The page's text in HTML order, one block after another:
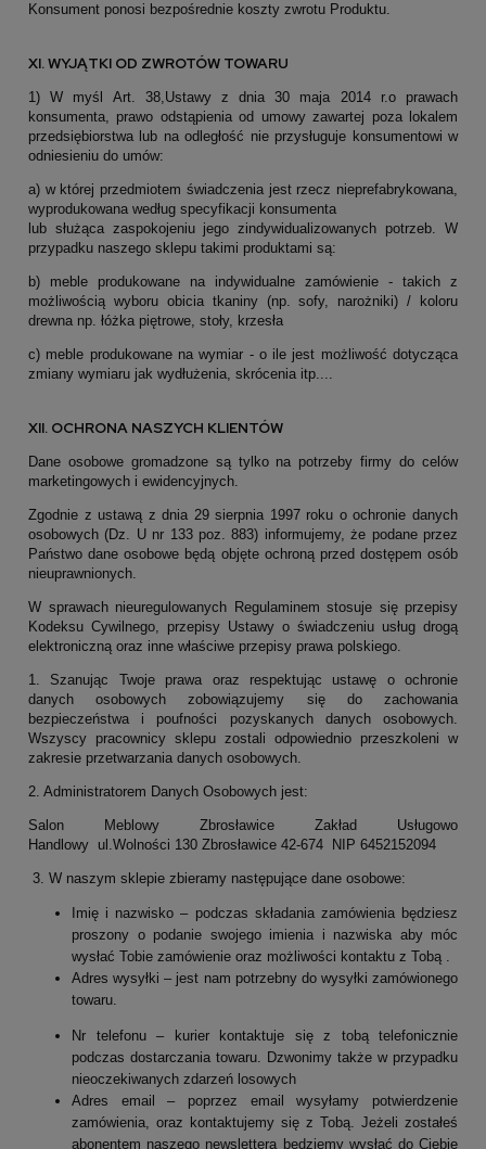
Konsument ponosi bezpośrednie koszty zwrotu Produktu.
XI. WYJĄTKI OD ZWROTÓW TOWARU
1) W myśl Art. 38,Ustawy z dnia 30 maja 2014 r.o prawach
konsumenta, prawo odstąpienia od umowy zawartej poza lokalem
przedsiębiorstwa lub na odległość nie przysługuje konsumentowi w
odniesieniu do umów:
a) w której przedmiotem świadczenia jest rzecz nieprefabrykowana,
wyprodukowana według specyfikacji konsumenta
lub służąca zaspokojeniu jego zindywidualizowanych potrzeb. W
przypadku naszego sklepu takimi produktami są:
b) meble produkowane na indywidualne zamówienie - takich z
możliwością wyboru obicia tkaniny (np. sofy, narożniki) / koloru
drewna np. łóżka piętrowe, stoły, krzesła
c) meble produkowane na wymiar - o ile jest możliwość dotycząca
zmiany wymiaru jak wydłużenia, skrócenia itp....
XII. OCHRONA NASZYCH KLIENTÓW
Dane osobowe gromadzone są tylko na potrzeby firmy do celów
marketingowych i ewidencyjnych.
Zgodnie z ustawą z dnia 29 sierpnia 1997 roku o ochronie danych
osobowych (Dz. U nr 133 poz. 883) informujemy, że podane przez
Państwo dane osobowe będą objęte ochroną przed dostępem osób
nieuprawnionych.
W sprawach nieuregulowanych Regulaminem stosuje się przepisy
Kodeksu Cywilnego, przepisy Ustawy o świadczeniu usług drogą
elektroniczną oraz inne właściwe przepisy prawa polskiego.
1. Szanując Twoje prawa oraz respektując ustawę o ochronie
danych osobowych zobowiązujemy się do zachowania
bezpieczeństwa i poufności pozyskanych danych osobowych.
Wszyscy pracownicy sklepu zostali odpowiednio przeszkoleni w
zakresie przetwarzania danych osobowych.
2. Administratorem Danych Osobowych jest:
Salon Meblowy Zbrosławice Zakład Usługowo
Handlowy ul.Wolności 130 Zbrosławice 42-674 NIP 6452152094
3. W naszym sklepie zbieramy następujące dane osobowe:
Imię i nazwisko – podczas składania zamówienia będziesz
proszony o podanie swojego imienia i nazwiska aby móc
wysłać Tobie zamówienie oraz możliwości kontaktu z Tobą .
Adres wysyłki – jest nam potrzebny do wysyłki zamówionego
towaru.
Nr telefonu – kurier kontaktuje się z tobą telefonicznie
podczas dostarczania towaru. Dzwonimy także w przypadku
nieoczekiwanych zdarzeń losowych
Adres email – poprzez email wysyłamy potwierdzenie
zamówienia, oraz kontaktujemy się z Tobą. Jeżeli zostałeś
abonentem naszego newslettera będziemy wysłać do Ciebie